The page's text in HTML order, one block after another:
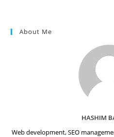
About Me
HASHIM
Web development, SEO